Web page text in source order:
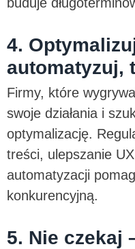
4.
automatyzuj,
Firmy, które
swoje działania i
optymalizację.
treści, ulepszanie
automatyzacji
konkurencyjną.
5. Nie czekaj